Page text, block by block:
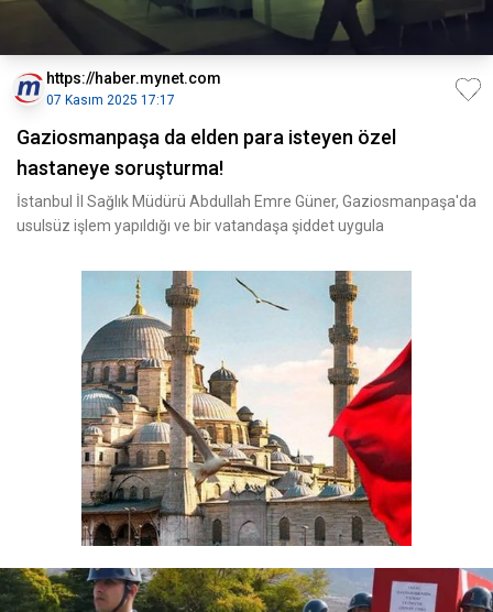
https://haber.mynet.com
07 Kasım 2025 17:17
Gaziosmanpaşa da elden para isteyen özel
hastaneye soruşturma!
İstanbul İl Sağlık Müdürü Abdullah Emre Güner, Gaziosmanpaşa'da
usulsüz işlem yapıldığı ve bir vatandaşa şiddet uygula